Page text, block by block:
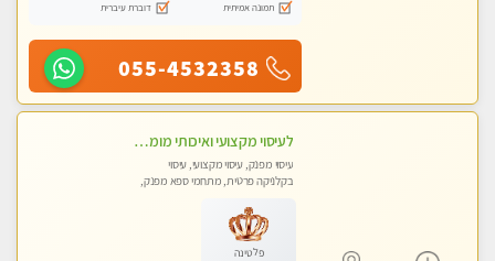
תמונה אמיתית
דוברת עיברית
055-4532358
לעיסוי מקצועי ואיכותי מומלץ מאוד!! ממתינה לך שתגיע מעסה פרטית-ללא מין !!
עיסוי מפנק, עיסוי מקצועי, עיסוי
בקלניקה פרטית, מתחמי ספא מפנק,
פלטינה